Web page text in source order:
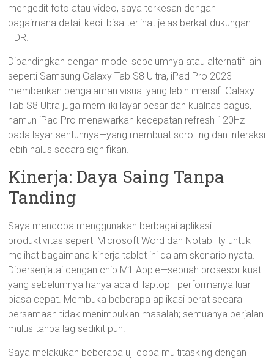
mengedit foto atau video, saya terkesan dengan
bagaimana detail kecil bisa terlihat jelas berkat dukungan
HDR.
Dibandingkan dengan model sebelumnya atau alternatif lain
seperti Samsung Galaxy Tab S8 Ultra, iPad Pro 2023
memberikan pengalaman visual yang lebih imersif. Galaxy
Tab S8 Ultra juga memiliki layar besar dan kualitas bagus,
namun iPad Pro menawarkan kecepatan refresh 120Hz
pada layar sentuhnya—yang membuat scrolling dan interaksi
lebih halus secara signifikan.
Kinerja: Daya Saing Tanpa
Tanding
Saya mencoba menggunakan berbagai aplikasi
produktivitas seperti Microsoft Word dan Notability untuk
melihat bagaimana kinerja tablet ini dalam skenario nyata.
Dipersenjatai dengan chip M1 Apple—sebuah prosesor kuat
yang sebelumnya hanya ada di laptop—performanya luar
biasa cepat. Membuka beberapa aplikasi berat secara
bersamaan tidak menimbulkan masalah; semuanya berjalan
mulus tanpa lag sedikit pun.
Saya melakukan beberapa uji coba multitasking dengan